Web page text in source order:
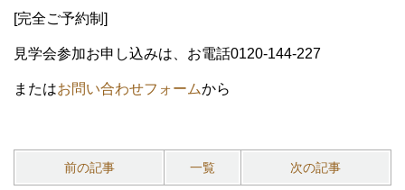
[完全ご予約制]
見学会参加お申し込みは、お電話0120-144-227
またはお問い合わせフォームから
前の記事 一覧 次の記事